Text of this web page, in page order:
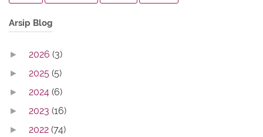
Arsip Blog
► 2026 (3)
► 2025 (5)
► 2024 (6)
► 2023 (16)
► 2022 (74)